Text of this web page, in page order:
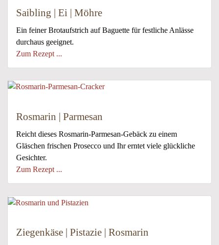
Saibling | Ei | Möhre
Ein feiner Brotaufstrich auf Baguette für festliche Anlässe
durchaus geeignet.
Zum Rezept ...
Rosmarin | Parmesan
Reicht dieses Rosmarin-Parmesan-Gebäck zu einem
Gläschen frischen Prosecco und Ihr erntet viele glückliche
Gesichter.
Zum Rezept ...
Ziegenkäse | Pistazie | Rosmarin